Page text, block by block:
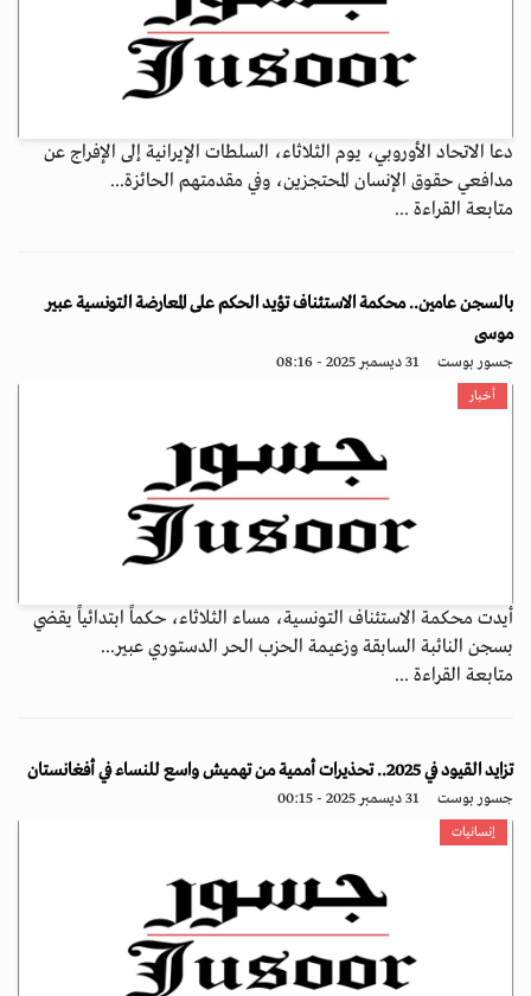
دعا الاتحاد الأوروبي، يوم الثلاثاء، السلطات الإيرانية إلى الإفراج عن
مدافعي حقوق الإنسان المحتجزين، وفي مقدمتهم الحائزة...
متابعة القراءة ...
بالسجن عامين.. محكمة الاستئناف تؤيد الحكم على المعارضة التونسية عبير
موسى
جسور بوست 31 ديسمبر 2025 - 08:16
أخبار
أيدت محكمة الاستئناف التونسية، مساء الثلاثاء، حكماً ابتدائياً يقضي
بسجن النائبة السابقة وزعيمة الحزب الحر الدستوري عبير...
متابعة القراءة ...
تزايد القيود في 2025.. تحذيرات أممية من تهميش واسع للنساء في أفغانستان
جسور بوست 31 ديسمبر 2025 - 00:15
إنسانيات